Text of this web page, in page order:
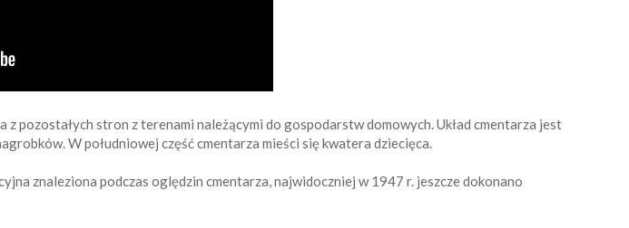
pozostałych stron z terenami należącymi do gospodarstw domowych. Układ cmentarza jest
W południowej część cmentarza mieści się kwatera dziecięca.
znaleziona podczas oględzin cmentarza, najwidoczniej w 1947 r. jeszcze dokonano